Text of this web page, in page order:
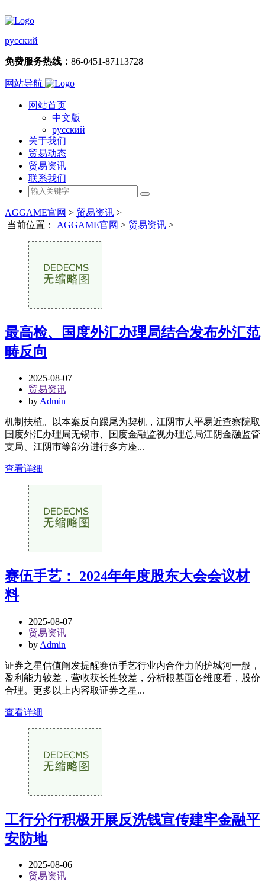
русский
免费服务热线： 86-0451-87113728
网站导航
网站首页
中文版
русский
关于我们
贸易动态
贸易资讯
联系我们
AGGAME官网 > 贸易资讯 >
当前位置： AGGAME官网 > 贸易资讯 >
最高检、国度外汇办理局结合发布外汇范
畴反向
2025-08-07
贸易资讯
by Admin
机制扶植。以本案反向跟尾为契机，江阴市人平易近查察院取
国度外汇办理局无锡市、国度金融监视办理总局江阴金融监管
支局、江阴市等部分进行多方座...
查看详细
赛伍手艺： 2024年年度股东大会会议材
料
2025-08-07
贸易资讯
by Admin
证券之星估值阐发提醒赛伍手艺行业内合作力的护城河一般，
盈利能力较差，营收获长性较差，分析根基面各维度看，股价
合理。更多以上内容取证券之星...
查看详细
工行分行积极开展反洗钱宣传建牢金融平
安防地
2025-08-06
贸易资讯